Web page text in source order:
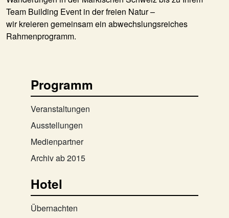
Team Building Event in der freien Natur –
wir kreieren gemeinsam ein abwechslungsreiches
Rahmenprogramm.
Programm
Veranstaltungen
Ausstellungen
Medienpartner
Archiv ab 2015
Hotel
Übernachten